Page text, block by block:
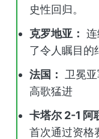
史性回归。
克罗地亚：
了令人瞩目的
法国：
卫冕
高歌猛进
卡塔尔 2-1 阿
首次通过资格